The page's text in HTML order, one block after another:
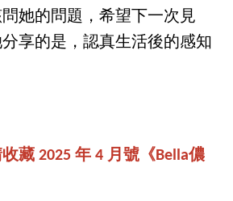
她的問題，希望下一次見
享的是，認真生活後的感知
藏 2025 年 4 月號《Bella儂